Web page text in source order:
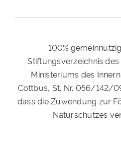
100%
Stiftungsverzeichnis
Ministeriums des
Cottbus, St. Nr. 056/142/
dass die Zuwendung zur
Naturschutzes